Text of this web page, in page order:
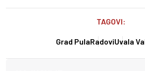
TAGOVI:
Grad PulaRadoviUvala